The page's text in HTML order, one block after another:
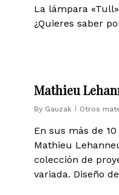
La lámpara
¿Quieres saber
Mathieu
By Gauzak Otros
En sus más de
Mathieu
colección de
variada. Diseño